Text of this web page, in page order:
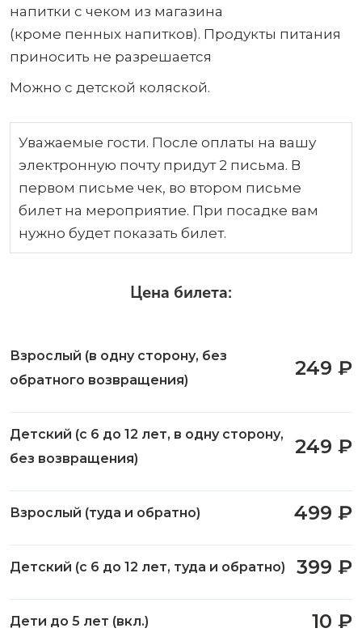
напитки с чеком из магазина
(кроме пенных напитков). Продукты питания
приносить не разрешается
Можно с детской коляской.
Уважаемые гости. После оплаты на вашу
электронную почту придут 2 письма. В
первом письме чек, во втором письме
билет на мероприятие. При посадке вам
нужно будет показать билет.
Цена билета:
Взрослый (в одну сторону, без
обратного возвращения)
249 ₽
Детский (с 6 до 12 лет, в одну сторону,
без возвращения)
249 ₽
Взрослый (туда и обратно) 499 ₽
Детский (с 6 до 12 лет, туда и обратно) 399 ₽
Дети до 5 лет (вкл.) 10 ₽